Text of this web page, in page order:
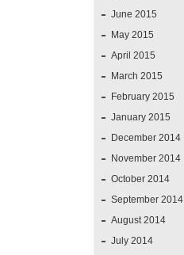
June 2015
May 2015
April 2015
March 2015
February 2015
January 2015
December 2014
November 2014
October 2014
September 2014
August 2014
July 2014